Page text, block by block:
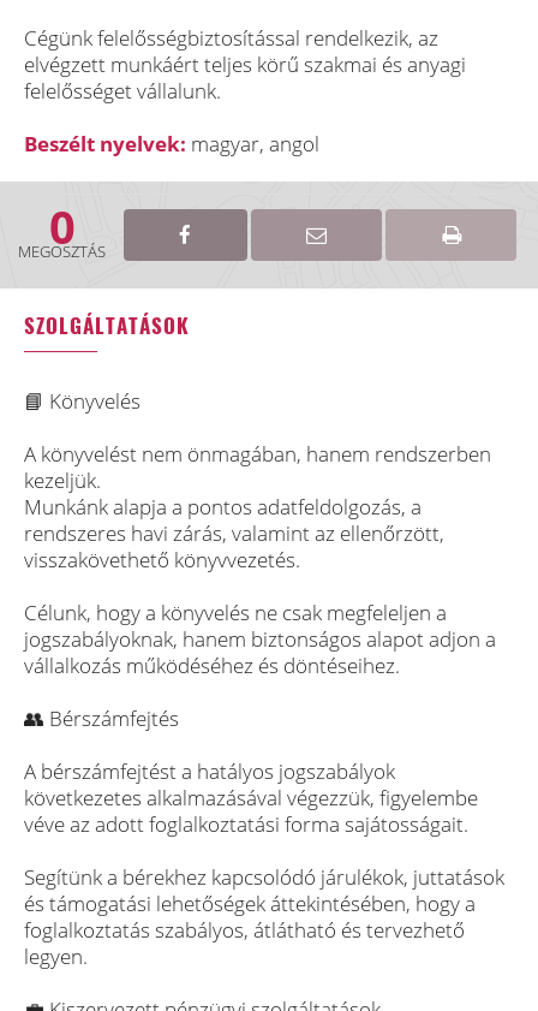
Cégünk felelősségbiztosítással rendelkezik, az
elvégzett munkáért teljes körű szakmai és anyagi
felelősséget vállalunk.
Beszélt nyelvek: magyar, angol
0
MEGOSZTÁS
SZOLGÁLTATÁSOK
📘 Könyvelés
A könyvelést nem önmagában, hanem rendszerben
kezeljük.
Munkánk alapja a pontos adatfeldolgozás, a
rendszeres havi zárás, valamint az ellenőrzött,
visszakövethető könyvvezetés.
Célunk, hogy a könyvelés ne csak megfeleljen a
jogszabályoknak, hanem biztonságos alapot adjon a
vállalkozás működéséhez és döntéseihez.
👥 Bérszámfejtés
A bérszámfejtést a hatályos jogszabályok
következetes alkalmazásával végezzük, figyelembe
véve az adott foglalkoztatási forma sajátosságait.
Segítünk a bérekhez kapcsolódó járulékok, juttatások
és támogatási lehetőségek áttekintésében, hogy a
foglalkoztatás szabályos, átlátható és tervezhető
legyen.